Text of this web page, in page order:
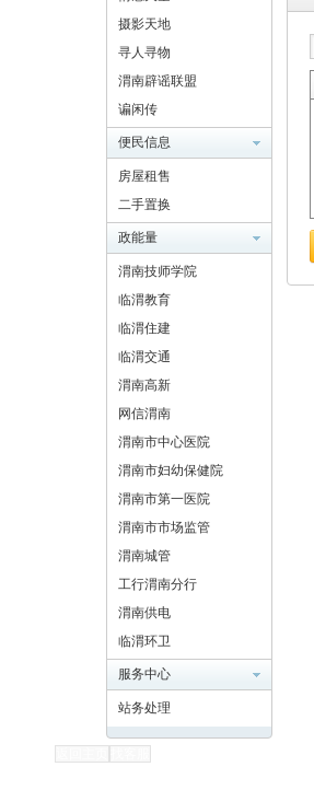
网
摄影天地
寻人寻物
渭南辟谣联盟
谝闲传
便民信息
房屋租售
二手置换
政能量
渭南技师学院
临渭教育
临渭住建
临渭交通
渭南高新
网信渭南
渭南市中心医院
渭南市妇幼保健院
渭南市第一医院
渭南市市场监管
渭南城管
工行渭南分行
渭南供电
临渭环卫
服务中心
站务处理